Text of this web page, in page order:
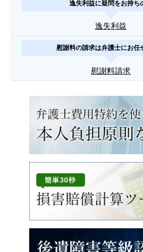
逸失利益に疑問をお持ち
逸失利益
慰謝料の請求は弁護士にお任
慰謝料請求